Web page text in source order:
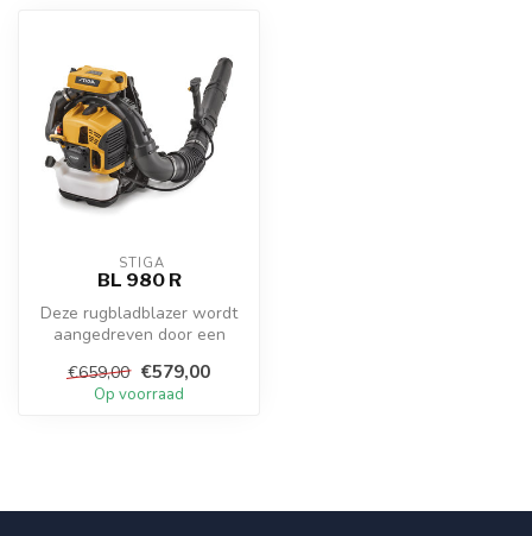
STIGA
BL 980 R
Deze rugbladblazer wordt
aangedreven door een
vonkontsteki...
€659,00 €579,00
Op voorraad